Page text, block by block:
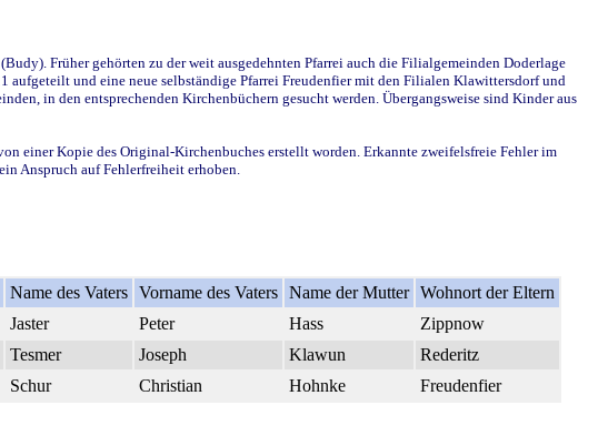
Früher gehörten zu der weit ausgedehnten Pfarrei auch die Filialgemeinden Doderlage
und eine neue selbständige Pfarrei Freudenfier mit den Filialen Klawittersdorf und
in den entsprechenden Kirchenbüchern gesucht werden. Übergangsweise sind Kinder aus
einer Kopie des Original-Kirchenbuches erstellt worden. Erkannte zweifelsfreie Fehler im
Anspruch auf Fehlerfreiheit erhoben.
Name des Vaters Vorname des Vaters Name der Mutter Wohnort der Eltern
Jaster Peter Hass
Zippnow
Tesmer Joseph Klawun
Rederitz
Schur Christian Hohnke Freudenfier